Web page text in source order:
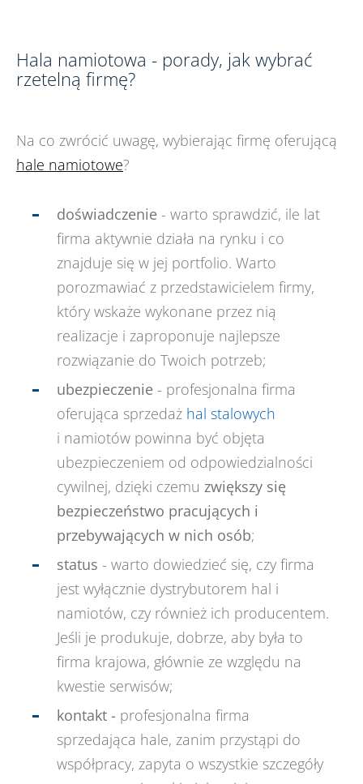
Hala namiotowa - porady, jak wybrać
rzetelną firmę?
Na co zwrócić uwagę, wybierając firmę oferującą
hale namiotowe?
doświadczenie - warto sprawdzić, ile lat
firma aktywnie działa na rynku i co
znajduje się w jej portfolio. Warto
porozmawiać z przedstawicielem firmy,
który wskaże wykonane przez nią
realizacje i zaproponuje najlepsze
rozwiązanie do Twoich potrzeb;
ubezpieczenie - profesjonalna firma
oferująca sprzedaż hal stalowych
i namiotów powinna być objęta
ubezpieczeniem od odpowiedzialności
cywilnej, dzięki czemu zwiększy się
bezpieczeństwo pracujących i
przebywających w nich osób;
status - warto dowiedzieć się, czy firma
jest wyłącznie dystrybutorem hal i
namiotów, czy również ich producentem.
Jeśli je produkuje, dobrze, aby była to
firma krajowa, głównie ze względu na
kwestie serwisów;
kontakt - profesjonalna firma
sprzedająca hale, zanim przystąpi do
współpracy, zapyta o wszystkie szczegóły